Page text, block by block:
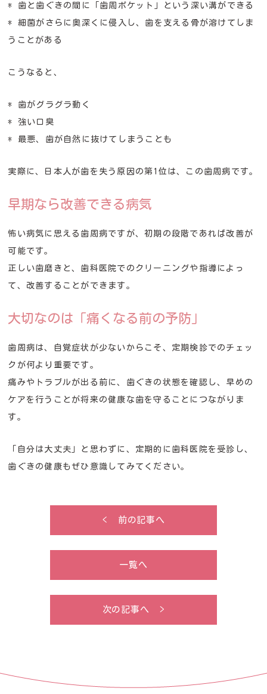
* 歯と歯ぐきの間に「歯周ポケット」という深い溝ができる
* 細菌がさらに奥深くに侵入し、歯を支える骨が溶けてしま
うことがある
こうなると、
* 歯がグラグラ動く
* 強い口臭
* 最悪、歯が自然に抜けてしまうことも
実際に、日本人が歯を失う原因の第1位は、この歯周病です。
早期なら改善できる病気
怖い病気に思える歯周病ですが、初期の段階であれば改善が
可能です。
正しい歯磨きと、歯科医院でのクリーニングや指導によっ
て、改善することができます。
大切なのは「痛くなる前の予防」
歯周病は、自覚症状が少ないからこそ、定期検診でのチェッ
クが何より重要です。
痛みやトラブルが出る前に、歯ぐきの状態を確認し、早めの
ケアを行うことが将来の健康な歯を守ることにつながりま
す。
「自分は大丈夫」と思わずに、定期的に歯科医院を受診し、
歯ぐきの健康もぜひ意識してみてください。
< 前の記事へ
一覧へ
次の記事へ >